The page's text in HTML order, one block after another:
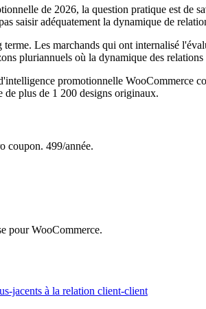
de 2026, la question pratique est de
saisir adéquatement la dynamique de
Les marchands qui ont internalisé
pluriannuels où la dynamique des
promotionnelle WooCommerce
plus de 1 200 designs originaux.
coupon. 499/année.
pour WooCommerce.
jacents à la relation client-client